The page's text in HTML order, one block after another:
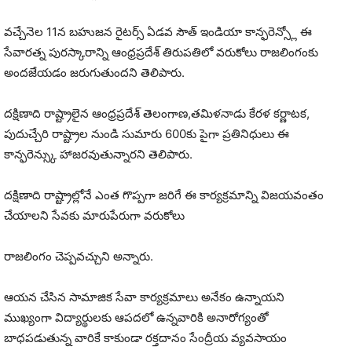
వచ్చేనెల 11న బహుజన రైటర్స్ ఏడవ సౌత్ ఇండియా కాన్ఫరెన్స్లో ఈ
సేవారత్న పురస్కారాన్ని ఆంధ్రప్రదేశ్ తిరుపతిలో వరుకోలు రాజలింగంకు
అందజేయడం జరుగుతుందని తెలిపారు.
దక్షిణాది రాష్ట్రాలైన ఆంధ్రప్రదేశ్ తెలంగాణ,తమిళనాడు కేరళ కర్ణాటక,
పుదుచ్చేరి రాష్ట్రాల నుండి సుమారు 600కు పైగా ప్రతినిధులు ఈ
కాన్ఫరెన్స్కు హాజరవుతున్నారని తెలిపారు.
దక్షిణాది రాష్ట్రాల్లోనే ఎంత గొప్పగా జరిగే ఈ కార్యక్రమాన్ని విజయవంతం
చేయాలని సేవకు మారుపేరుగా వరుకోలు
రాజలింగం చెప్పవచ్చుని అన్నారు.
ఆయన చేసిన సామాజిక సేవా కార్యక్రమాలు అనేకం ఉన్నాయని
ముఖ్యంగా విద్యార్థులకు ఆపదలో ఉన్నవారికి అనారోగ్యంతో
బాధపడుతున్న వారికే కాకుండా రక్తదానం సేంద్రీయ వ్యవసాయం